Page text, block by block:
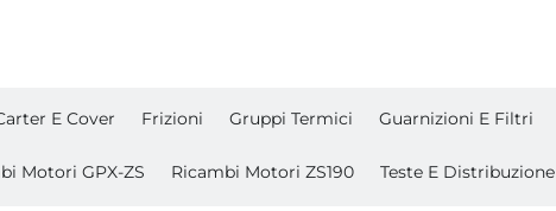
E Cover Frizioni Gruppi Termici Guarnizioni E Filtri
Motori GPX-ZS Ricambi Motori ZS190 Teste E Distribuzione